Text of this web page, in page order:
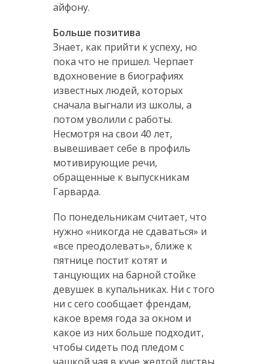
айфону.
Больше позитива
Знает, как прийти к успеху, но
пока что не пришел. Черпает
вдохновение в биографиях
известных людей, которых
сначала выгнали из школы, а
потом уволили с работы.
Несмотря на свои 40 лет,
вывешивает себе в профиль
мотивирующие речи,
обращенные к выпускникам
Гарварда.
По понедельникам считает, что
нужно «никогда не сдаваться» и
«все преодолевать», ближе к
пятнице постит котят и
танцующих на барной стойке
девушек в купальниках. Ни с того
ни с сего сообщает френдам,
какое время года за окном и
какое из них больше подходит,
чтобы сидеть под пледом с